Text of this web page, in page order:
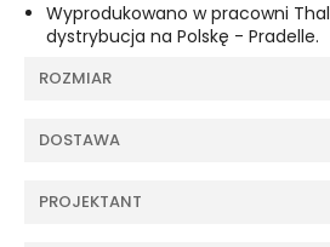
Wyprodukowano w pracowni
dystrybucja na Polskę - Pradelle.
ROZMIAR
DOSTAWA
PROJEKTANT